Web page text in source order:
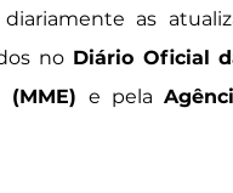
as
no Diário Oficial
e pela